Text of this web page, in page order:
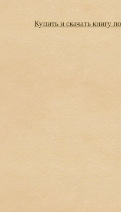
Купить и скачать книгу